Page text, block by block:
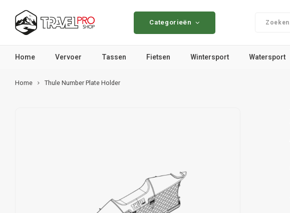
Categorieën
Home Vervoer Tassen Fietsen Wintersport Watersport
Home Thule Number Plate Holder